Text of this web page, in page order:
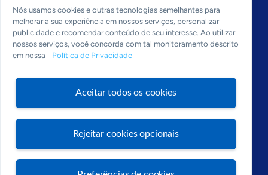
Entre em contato
Editorias
Economia & Política
Inovação & Tecnologia
Cultura empreendedora
Arquivo
Nós usamos cookies e outras tecnologias semelhantes para
melhorar a sua experiência em nossos serviços, personalizar
publicidade e recomendar conteúdo de seu interesse. Ao utilizar
nossos serviços, você concorda com tal monitoramento descrito
em nossa
Política de Privacidade
Aceitar todos os cookies
Rejeitar cookies opcionais